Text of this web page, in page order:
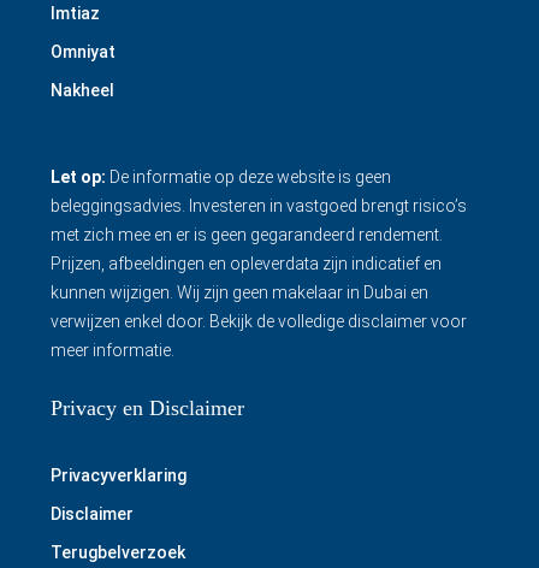
Imtiaz
Omniyat
Nakheel
Let op: De informatie op deze website is geen
beleggingsadvies. Investeren in vastgoed brengt risico’s
met zich mee en er is geen gegarandeerd rendement.
Prijzen, afbeeldingen en opleverdata zijn indicatief en
kunnen wijzigen. Wij zijn geen makelaar in Dubai en
verwijzen enkel door. Bekijk de volledige disclaimervoor
meer informatie.
Privacy en Disclaimer
Privacyverklaring
Disclaimer
Terugbelverzoek